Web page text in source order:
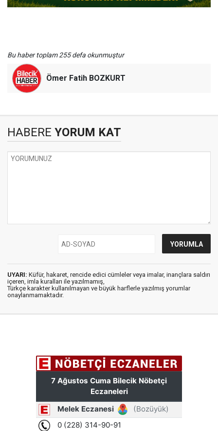
Bu haber toplam 255 defa okunmuştur
Ömer Fatih BOZKURT
HABERE YORUM KAT
UYARI: Küfür, hakaret, rencide edici cümleler veya imalar, inançlara saldırı
içeren, imla kuralları ile yazılmamış,
Türkçe karakter kullanılmayan ve büyük harflerle yazılmış yorumlar
onaylanmamaktadır.